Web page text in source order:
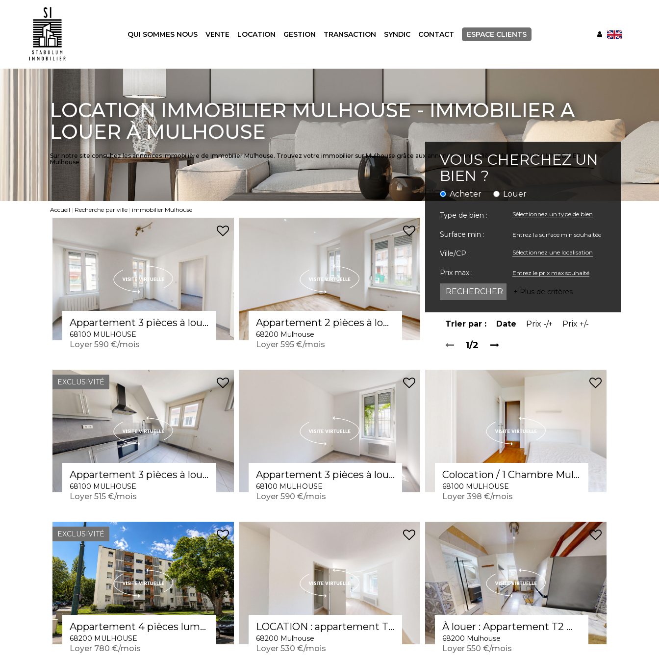
QUI SOMMES NOUS VENTE LOCATION GESTION TRANSACTION SYNDIC CONTACT ESPACE CLIENTS
LOCATION IMMOBILIER MULHOUSE - IMMOBILIER A
LOUER À MULHOUSE
Sur notre site consultez les annonces immobilière de immobilier Mulhouse. Trouvez votre immobilier sur Mulhouse grâce aux annonces immobilières de STABULUM IMMOBILIER
Mulhouse.
VOUS CHERCHEZ UN
BIEN ?
Acheter Louer
Type de bien : Sélectionnez un type de bien
Surface min :
Ville/CP : Sélectionnez une localisation
Prix max :
+ Plus de critères
Accueil Recherche par ville immobilier Mulhouse
Trier par : Date Prix -/+ Prix +/-
1/2
Appartement 3 pièces à louer à Mulhouse - Confort et tranquillité au 1er étage
68100 MULHOUSE
Loyer 590 €/mois
Appartement 2 pièces à louer à Mulhouse
68200 Mulhouse
Loyer 595 €/mois
EXCLUSIVITÉ
Appartement 3 pièces à louer à Mulhouse
68100 MULHOUSE
Loyer 515 €/mois
Appartement 3 pièces à louer en rez-de-chaussée à Mulhouse - Réf 566
68100 MULHOUSE
Loyer 590 €/mois
Colocation / 1 Chambre Mulhouse 13 m2 "Enjoy Nature"
68100 MULHOUSE
Loyer 398 €/mois
EXCLUSIVITÉ
Appartement 4 pièces lumineux à louer au dernier étage à Mulhouse
68200 MULHOUSE
Loyer 780 €/mois
LOCATION : appartement T2 (33 m²) à Mulhouse
68200 Mulhouse
Loyer 530 €/mois
À louer : Appartement T2 meublé à Mulhouse
68200 Mulhouse
Loyer 550 €/mois